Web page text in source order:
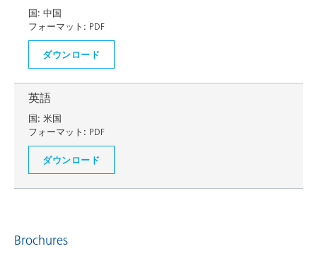
国: 中国
フォーマット: PDF
ダウンロード
英語
国: 米国
フォーマット: PDF
ダウンロード
Brochures